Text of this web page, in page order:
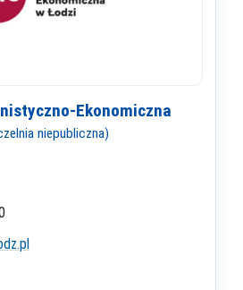
Ekonomiczna
niepubliczna)